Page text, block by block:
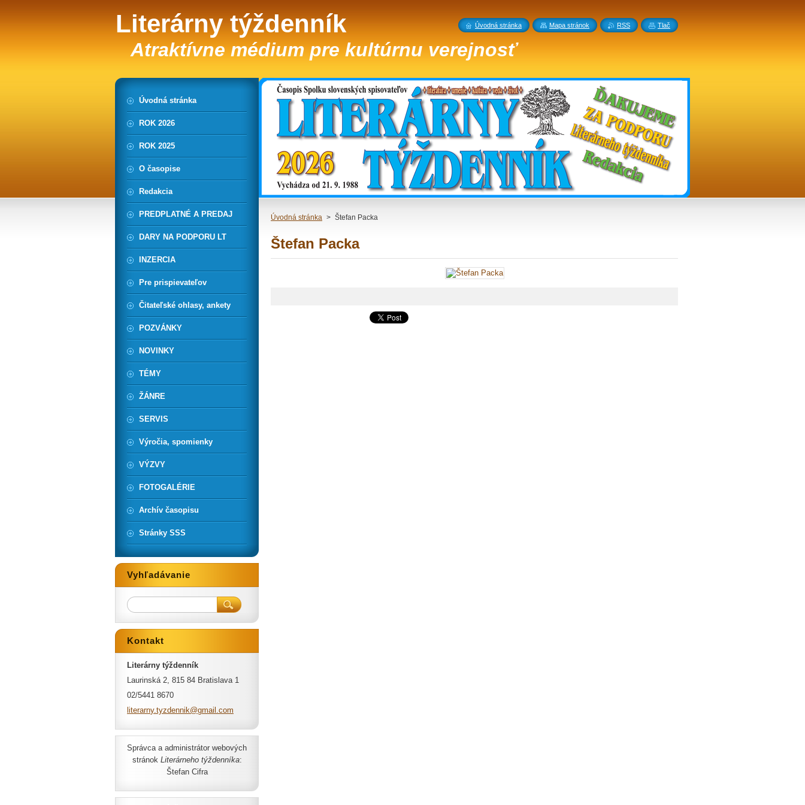
Literárny týždenník
Atraktívne médium pre kultúrnu verejnosť
Úvodná stránka > Štefan Packa
Štefan Packa
Úvodná stránka
ROK 2026
ROK 2025
O časopise
Redakcia
PREDPLATNÉ A PREDAJ
DARY NA PODPORU LT
INZERCIA
Pre prispievateľov
Čitateľské ohlasy, ankety
POZVÁNKY
NOVINKY
TÉMY
ŽÁNRE
SERVIS
Výročia, spomienky
VÝZVY
FOTOGALÉRIE
Archív časopisu
Stránky SSS
Vyhľadávanie
Kontakt
Literárny týždenník
Laurinská 2, 815 84 Bratislava 1
02/5441 8670
literarny.tyzdennik@gmai l.com
Správca a administrátor webových
stránok Literárneho týždenníka:
Štefan Cifra
Úvodná stránka Mapa stránok RSS Tlač